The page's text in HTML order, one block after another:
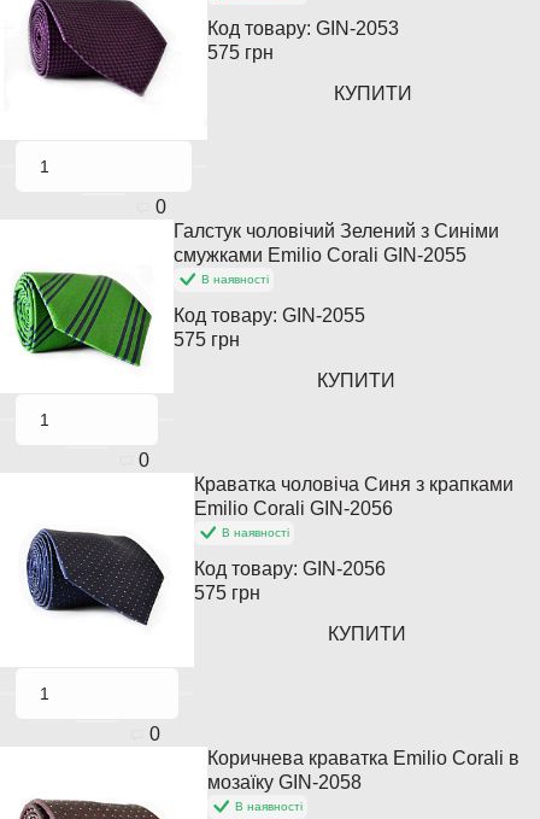
0
Код товару: GIN-2053
575 грн
КУПИТИ
0
Галстук чоловічий Зелений з Синіми
смужками Emilio Corali GIN-2055
В наявності
Код товару: GIN-2055
575 грн
КУПИТИ
0
Краватка чоловіча Синя з крапками
Emilio Corali GIN-2056
В наявності
Код товару:GIN-2056
575 грн
КУПИТИ
Коричнева краватка Emilio Corali в
мозаїку GIN-2058
В наявності